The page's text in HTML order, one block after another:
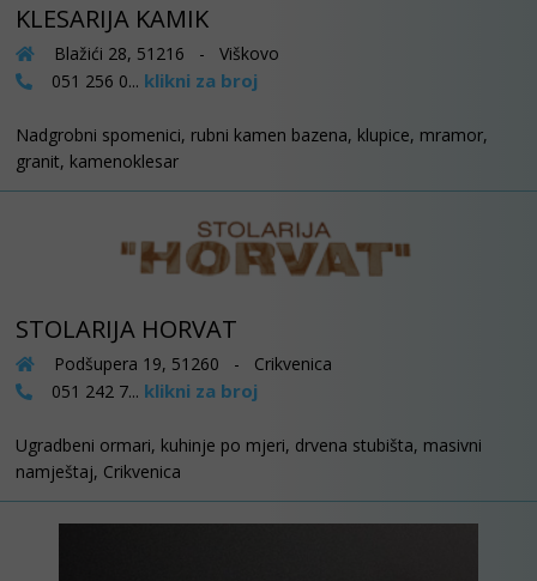
KLESARIJA KAMIK
Blažići 28, 51216 - Viškovo
051 256 0... klikni za broj
Nadgrobni spomenici, rubni kamen bazena, klupice, mramor,
granit, kamenoklesar
STOLARIJA HORVAT
Podšupera 19, 51260 - Crikvenica
051 242 7... klikni za broj
Ugradbeni ormari, kuhinje po mjeri, drvena stubišta, masivni
namještaj, Crikvenica